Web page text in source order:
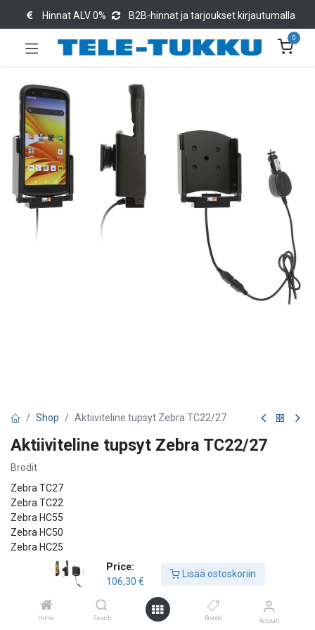
Price:
106,30 €
Lisää ostoskoriin
Home Search Brands Account
Hinnat ALV 0% B2B-hinnat ja tarjoukset kirjautumalla
0
Shop Aktiiviteline tupsyt Zebra TC22/27
Aktiiviteline tupsyt Zebra TC22/27
Brodit
Zebra TC27
Zebra TC22
Zebra HC55
Zebra HC50
Zebra HC25
Zebra HC20